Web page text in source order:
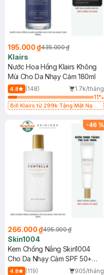
195.000 ₫435.000 ₫
Klairs
Nước Hoa Hồng Klairs Không
Mùi Cho Da Nhạy Cảm 180ml
4.8 (148)
1.7k/tháng
11%
Bill Klairs từ 299k Tặng Mặt Nạ
25ml (SL Có Hạn)
-46 %
266.000 ₫495.000 ₫
Skin1004
Kem Chống Nắng Skin1004
Cho Da Nhạy Cảm SPF 50+
50ml
4.8 (119)
905/tháng